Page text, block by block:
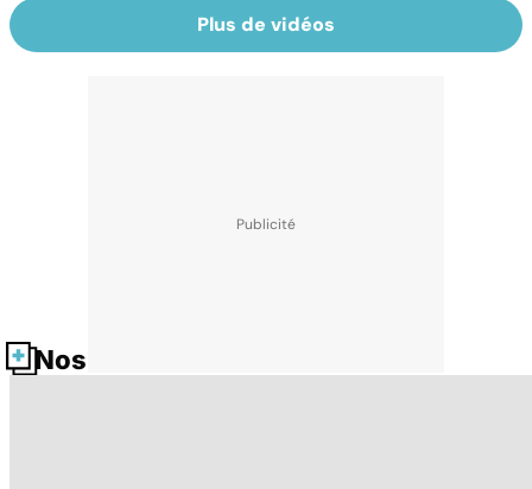
Plus de vidéos
Nos fiches santé